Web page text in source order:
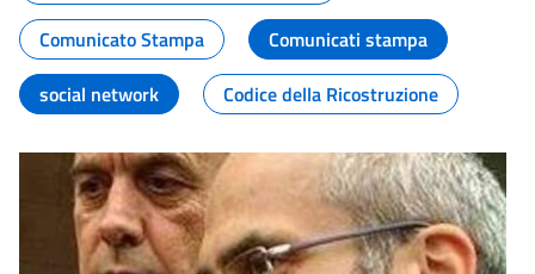
Comunicato Stampa
Comunicati stampa
social network
Codice della Ricostruzione